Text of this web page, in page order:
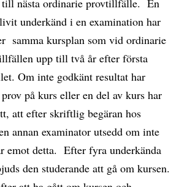
till nästa ordinarie provtillfälle. En
underkänd i en examination har
samma kursplan som vid ordinarie
upp till två år efter första
Om inte godkänt resultat har
på kurs eller en del av kurs har
att efter skriftlig begäran hos
annan examinator utsedd om inte
emot detta. Efter fyra underkända
den studerande att gå om kursen.